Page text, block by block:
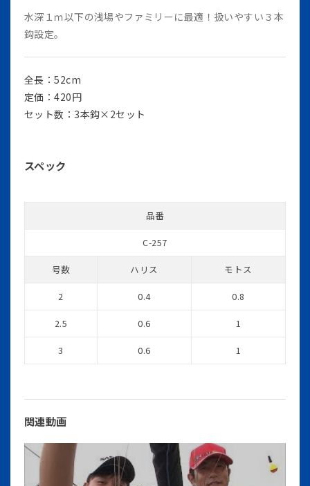
水深１ｍ以下の浅場やファミリーに最適！扱いやすい３本
鈎設定。
全長：52cm
定価：420円
セット数：3本鈎×2セット
スペック
品番
C-257
号数 ハリス モトス
2 0.4 0.8
2.5 0.6 1
3 0.6 1
関連動画